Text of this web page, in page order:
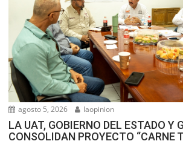
agosto 5, 2026 laopinion
LA UAT, GOBIERNO DEL ESTADO Y
CONSOLIDAN PROYECTO “CARNE